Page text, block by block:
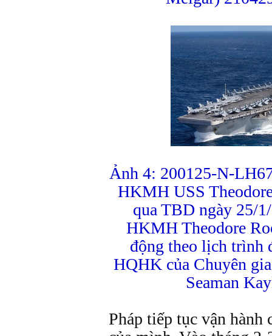
Ảnh 4: 200125-N-
HKMH USS
qua TBD ngày 25/
HKMH Theodore
động theo lịch
HQHK của Chuyên
Seaman
Pháp tiếp tục vận hành